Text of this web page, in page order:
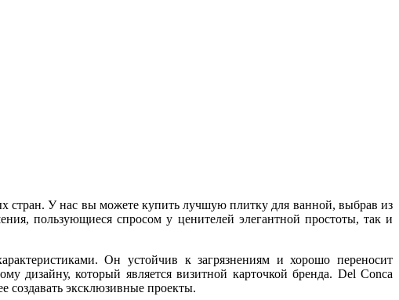
стран. У нас вы можете купить лучшую плитку для ванной, выбрав из
пользующиеся спросом у ценителей элегантной простоты, так и
Он устойчив к загрязнениям и хорошо переносит
дизайну, который является визитной карточкой бренда. Del Conca
создавать эксклюзивные проекты.